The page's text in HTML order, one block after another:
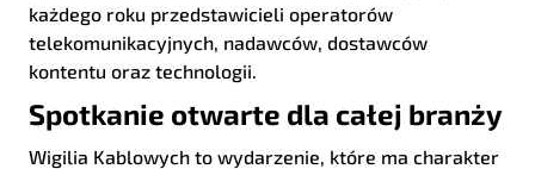
każdego roku przedstawicieli operatorów
telekomunikacyjnych, nadawców, dostawców
kontentu oraz technologii.
Spotkanie otwarte dla całej branży
Wigilia Kablowych to wydarzenie, które ma charakter